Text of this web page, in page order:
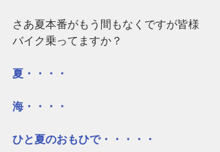
さあ夏本番がもう間もなくですが皆様
バイク乗ってますか？
夏・・・・
海・・・・
ひと夏のおもひで・・・・・